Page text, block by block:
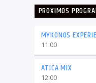
PROXIMOS
MYKONOS
11:00
ATICA MIX
12:00